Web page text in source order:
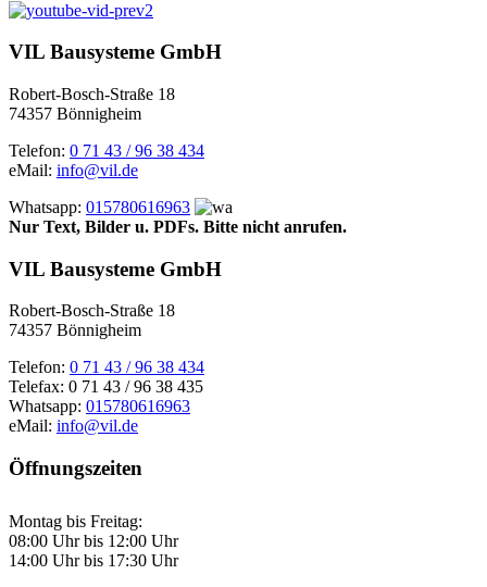
VIL Bausysteme GmbH
Robert-Bosch-Straße 18
74357 Bönnigheim
Telefon: 0 71 43 / 96 38 434
eMail: info@vil.de
Whatsapp: 015780616963
Nur Text, Bilder u. PDFs. Bitte nicht anrufen.
VIL Bausysteme GmbH
Robert-Bosch-Straße 18
74357 Bönnigheim
Telefon: 0 71 43 / 96 38 434
Telefax: 0 71 43 / 96 38 435
Whatsapp: 015780616963
eMail: info@vil.de
Öffnungszeiten
Montag bis Freitag:
08:00 Uhr bis 12:00 Uhr
14:00 Uhr bis 17:30 Uhr